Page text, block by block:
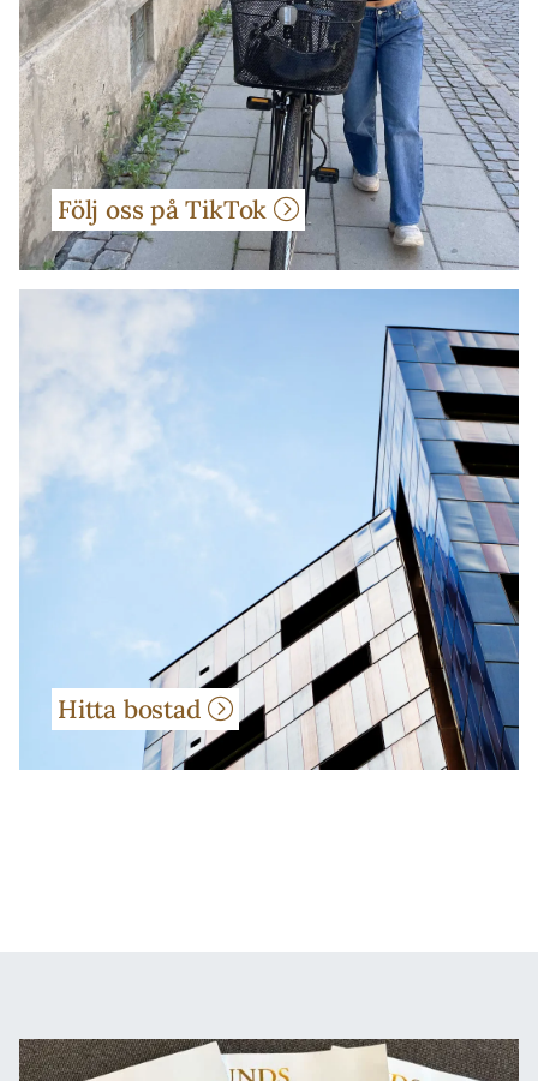
Följ oss på TikTok
Hitta bostad